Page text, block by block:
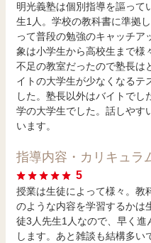
明光義塾は個別指導を謳って
生1人。学校の教科書に準拠
って普段の勉強のキャッチア
象は小学生から高校生まで様
不足の教室だったので塾長は
イトの大学生が少なくなるテ
した。塾長以外はバイトで
学の大学生でした。話しやす
います。
指導内容・カリキュラ
5
授業は生徒によって様々。教
のような内容を学習するかは
徒3人先生1人なので、早く進
します。あと雑談も結構多い